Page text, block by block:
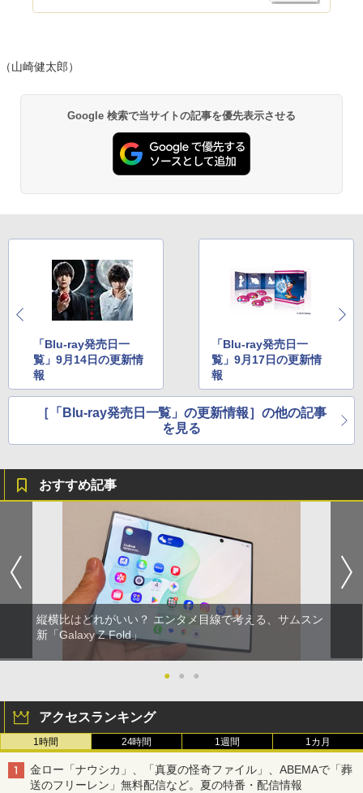
（山崎健太郎）
Google 検索で当サイトの記事を優先表示させる
「Blu-ray発売日一
覧」9月14日の更新情
報
「Blu-ray発売日一
覧」9月17日の更新情
報
［「Blu-ray発売日一覧」の更新情報］の他の記事
を見る
おすすめ記事
縦横比はどれがいい？ エンタメ目線で考える、サムスン
新「Galaxy Z Fold」
● ● ●
アクセスランキング
1時間 24時間 1週間 1カ月
金ロー「ナウシカ」、「真夏の怪奇ファイル」、ABEMAで「葬
送のフリーレン」無料配信など。夏の特番・配信情報